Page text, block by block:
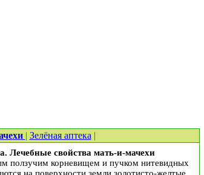
| Зелёная аптека |
Лечебные свойства мать-и-мачехи
ползучим корневищем и пучком нитевидных